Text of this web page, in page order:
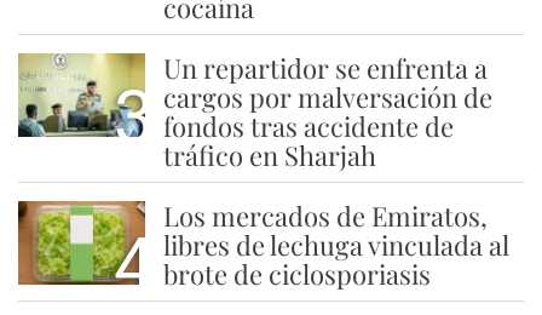
cocaína
3
Un repartidor se enfrenta a
cargos por malversación de
fondos tras accidente de
tráfico en Sharjah
4
Los mercados de Emiratos,
libres de lechuga vinculada al
brote de ciclosporiasis